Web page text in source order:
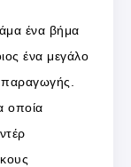
ένα βήμα
ένα μεγάλο
παραγωγής.
οποία